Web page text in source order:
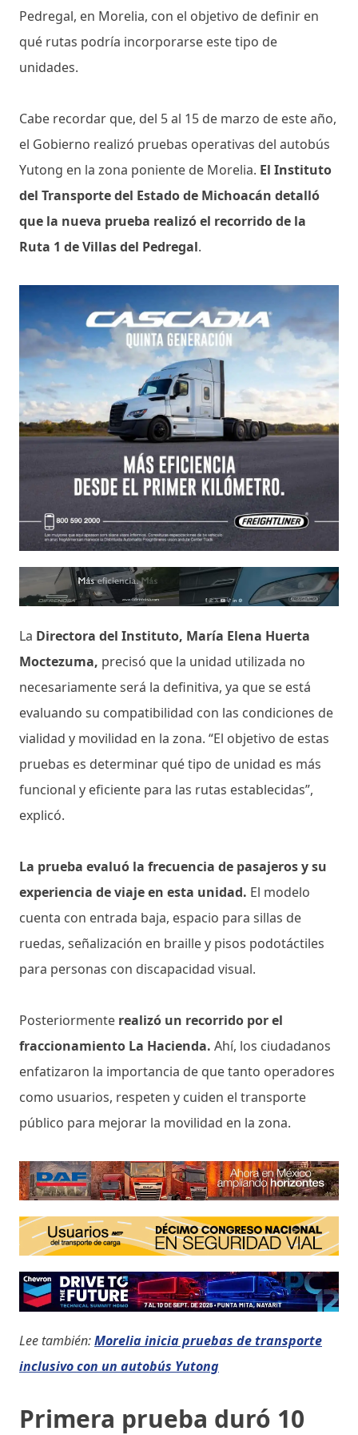
Pedregal, en Morelia, con el objetivo de definir en
qué rutas podría incorporarse este tipo de
unidades.
Cabe recordar que, del 5 al 15 de marzo de este año,
el Gobierno realizó pruebas operativas del autobús
Yutong en la zona poniente de Morelia. El Instituto
del Transporte del Estado de Michoacán detalló
que la nueva prueba realizó el recorrido de la
Ruta 1 de Villas del Pedregal.
La Directora del Instituto, María Elena Huerta
Moctezuma, precisó que la unidad utilizada no
necesariamente será la definitiva, ya que se está
evaluando su compatibilidad con las condiciones de
vialidad y movilidad en la zona. “El objetivo de estas
pruebas es determinar qué tipo de unidad es más
funcional y eficiente para las rutas establecidas”,
explicó.
La prueba evaluó la frecuencia de pasajeros y su
experiencia de viaje en esta unidad. El modelo
cuenta con entrada baja, espacio para sillas de
ruedas, señalización en braille y pisos podotáctiles
para personas con discapacidad visual.
Posteriormente realizó un recorrido por el
fraccionamiento La Hacienda. Ahí, los ciudadanos
enfatizaron la importancia de que tanto operadores
como usuarios, respeten y cuiden el transporte
público para mejorar la movilidad en la zona.
Lee también:Morelia inicia pruebas de transporte
inclusivo con un autobús Yutong
Primera prueba duró 10